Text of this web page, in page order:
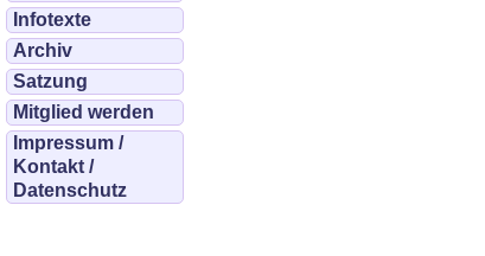
Infotexte
Archiv
Satzung
Mitglied werden
Impressum /
Kontakt /
Datenschutz